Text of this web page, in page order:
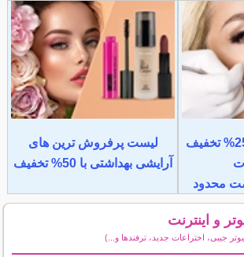
پرداخت قسطی و 25% تخفیف
محدود
لیست پرفروش ترین های
آرایشی بهداشتی با 50% تخفیف
و اینترنت
جیبی، اختراعات جدید، ترفندها و...)